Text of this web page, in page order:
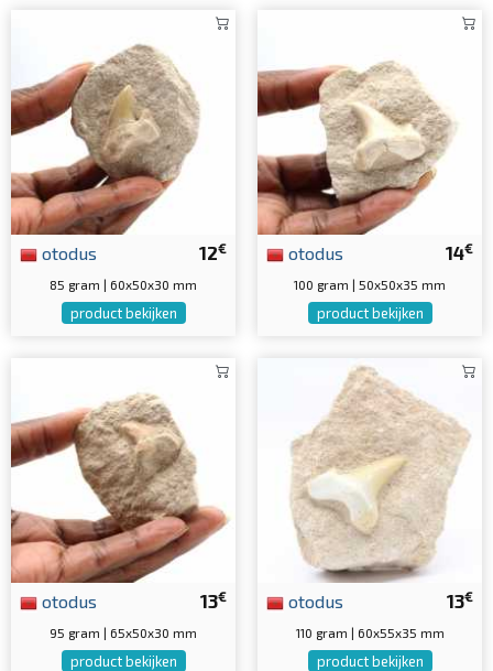
12€
otodus
85 gram | 60x50x30 mm
product bekijken
14€
otodus
100 gram | 50x50x35 mm
product bekijken
13€
otodus
95 gram | 65x50x30 mm
product bekijken
13€
otodus
110 gram | 60x55x35 mm
product bekijken